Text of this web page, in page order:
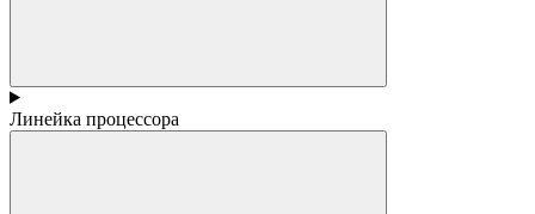
Линейка процессора